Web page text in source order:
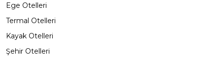
Ege Otelleri
Termal Otelleri
Kayak Otelleri
Şehir Otelleri